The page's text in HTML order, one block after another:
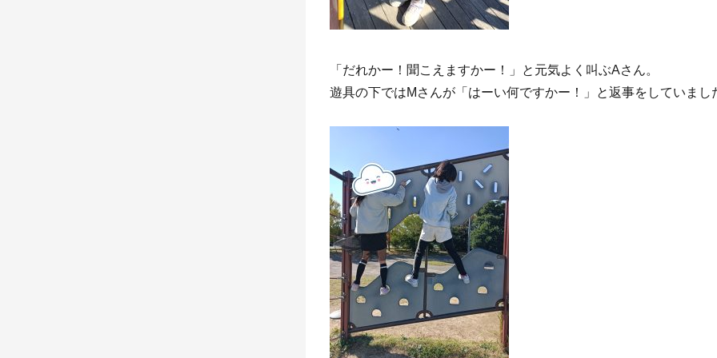
「だれかー！聞こえますかー！」と元気よく叫ぶAさん。
遊具の下ではMさんが「はーい何ですかー！」と返事をしていまし